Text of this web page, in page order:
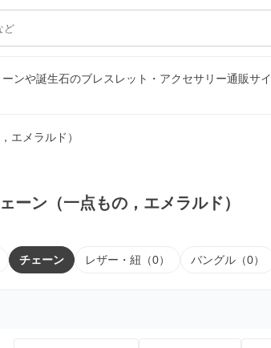
ンや誕生石のブレスレット・アクセサリー通販サイ
エメラルド）
ーン（一点もの，エメラルド）
チェーン レザー・紐（0） バングル（0）